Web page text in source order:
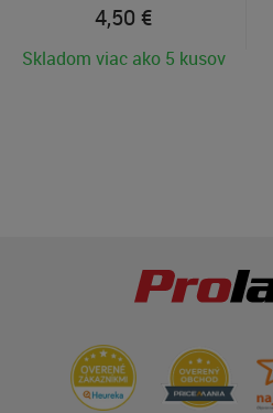
4,50 €
Skladom viac ako 5 kusov